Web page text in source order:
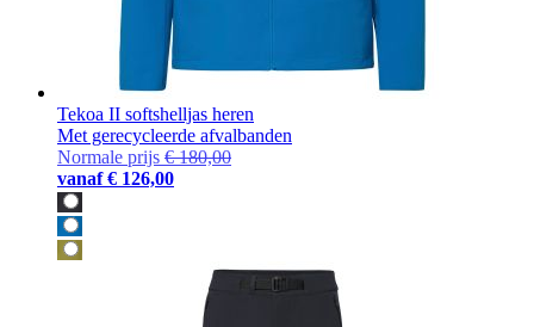
Tekoa II softshelljas heren
Met gerecycleerde afvalbanden
Normale prijs € 180,00
vanaf € 126,00